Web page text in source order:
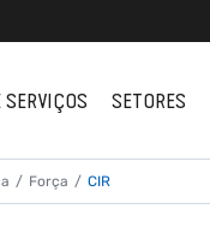
SETORES
Força CIR